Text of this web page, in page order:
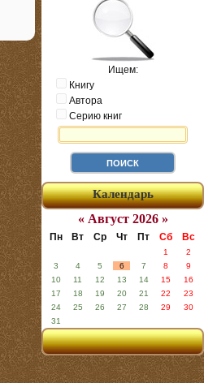
Ищем:
Книгу
Автора
Серию книг
Календарь
« Август 2026 »
Пн Вт Ср Чт Пт Сб Вс
1
2
3
4 5 6 7 8
9
10
11 12 13 14 15
16
17
18 19 20 21 22
23
24
25 26 27 28 29
30
31